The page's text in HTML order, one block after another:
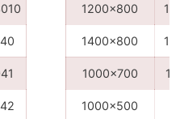
1200x800
1400x800
1000x700
1000x500